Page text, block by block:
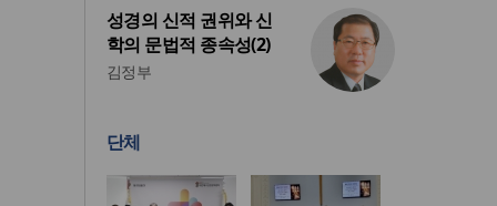
성경의 신적 권위와 신
학의 문법적 종속성(2)
김정부
단체